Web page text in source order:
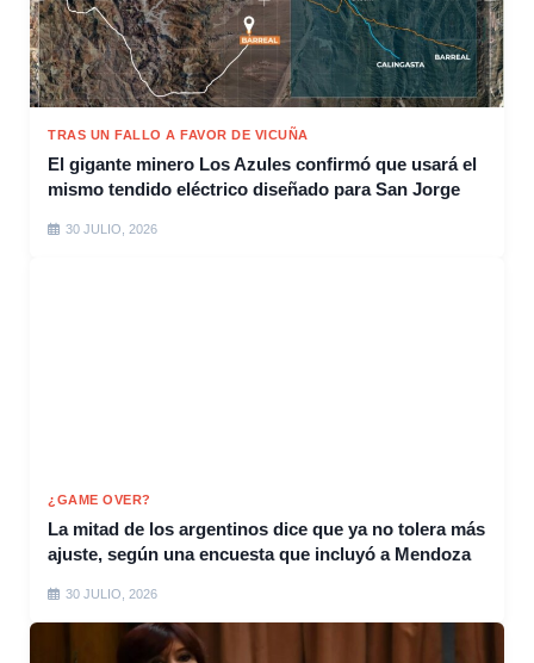
TRAS UN FALLO A FAVOR DE VICUÑA
El gigante minero Los Azules confirmó que usará el
mismo tendido eléctrico diseñado para San Jorge
30 JULIO, 2026
¿GAME OVER?
La mitad de los argentinos dice que ya no tolera más
ajuste, según una encuesta que incluyó a Mendoza
30 JULIO, 2026